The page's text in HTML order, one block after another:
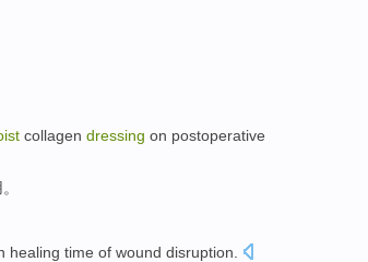
collagen dressing on postoperative
。
healing time of wound disruption